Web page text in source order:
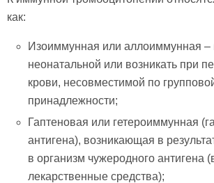
как:
Изоиммунная или аллоиммунная –
неонатальной или возникать при
крови, несовместимой по
принадлежности;
Гаптеновая или гетероиммунная
антигена), возникающая в
в организм чужеродного антигена
лекарственные средства);